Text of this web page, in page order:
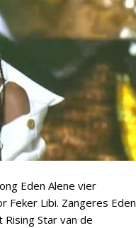
Eden Alene vier
Feker Libi. Zangeres Eden
Star van de